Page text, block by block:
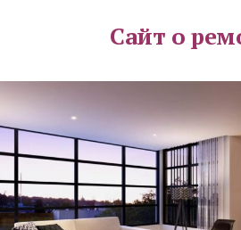
Сайт о